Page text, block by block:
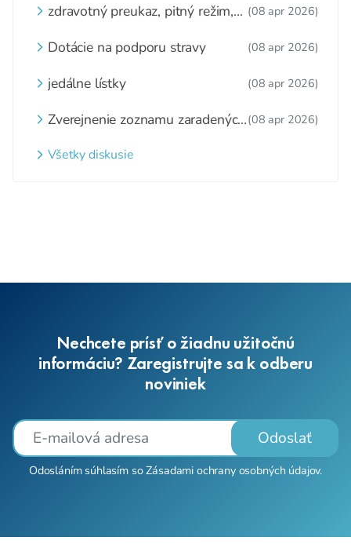
zdravotný preukaz, pitný režim,
(08 apr 2026)
Dotácie na podporu stravy (08 apr 2026)
jedálne lístky (08 apr 2026)
Zverejnenie zoznamu zaradených
webovom sídle
(08 apr 2026)
Všetky diskusie
Nechcete prísť o žiadnu užitočnú
informáciu? Zaregistrujte sa k odberu
noviniek
Odoslať
Odosláním súhlasím soZásadami ochrany osobných údajov.